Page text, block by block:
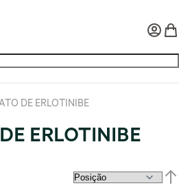
Minha
DE ERLOTINIBE
ERLOTINIBE